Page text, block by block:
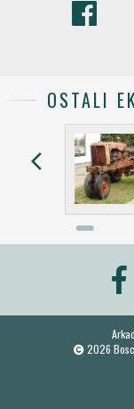
OSTALI
arrow_back_ios
2026